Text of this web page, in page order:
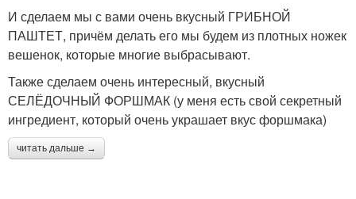
И сделаем мы с вами очень вкусный ГРИБНОЙ
ПАШТЕТ, причём делать его мы будем из плотных ножек
вешенок, которые многие выбрасывают.
Также сделаем очень интересный, вкусный
СЕЛЁДОЧНЫЙ ФОРШМАК (у меня есть свой секретный
ингредиент, который очень украшает вкус форшмака)
читать дальше →